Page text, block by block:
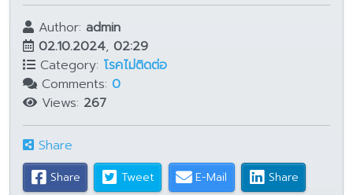
Author: admin
02.10.2024, 02:29
Category: โรคไม่ติดต่อ
Comments: 0
Views: 267
Share
Share Tweet E-Mail Share